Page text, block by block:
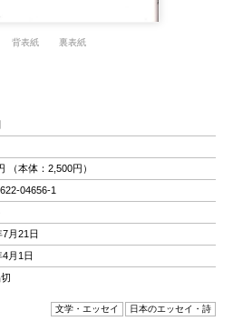
背表紙 裏表紙
（本体：2,500円）
04656-1
7月21日
月1日
文学・エッセイ 日本のエッセイ・詩